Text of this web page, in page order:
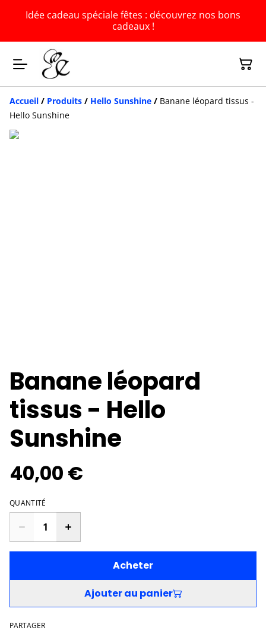
Idée cadeau spéciale fêtes : découvrez nos bons
cadeaux !
Accueil / Produits / Hello Sunshine / Banane léopard tissus -
Hello Sunshine
Banane léopard
tissus - Hello
Sunshine
40,00 €
QUANTITÉ
Acheter
Ajouter au panier
PARTAGER